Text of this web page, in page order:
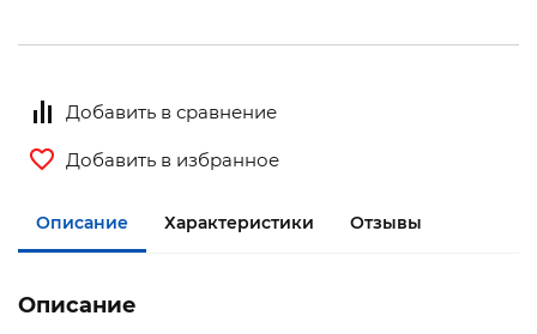
Добавить в сравнение
Добавить в избранное
Описание Характеристики Отзывы
Описание